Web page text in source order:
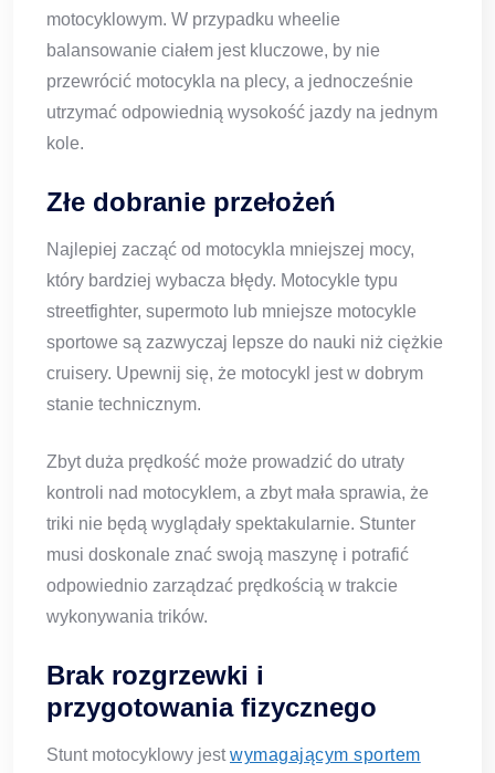
motocyklowym. W przypadku wheelie
balansowanie ciałem jest kluczowe, by nie
przewrócić motocykla na plecy, a jednocześnie
utrzymać odpowiednią wysokość jazdy na jednym
kole.
Złe dobranie przełożeń
Najlepiej zacząć od motocykla mniejszej mocy,
który bardziej wybacza błędy. Motocykle typu
streetfighter, supermoto lub mniejsze motocykle
sportowe są zazwyczaj lepsze do nauki niż ciężkie
cruisery. Upewnij się, że motocykl jest w dobrym
stanie technicznym.
Zbyt duża prędkość może prowadzić do utraty
kontroli nad motocyklem, a zbyt mała sprawia, że
triki nie będą wyglądały spektakularnie. Stunter
musi doskonale znać swoją maszynę i potrafić
odpowiednio zarządzać prędkością w trakcie
wykonywania trików.
Brak rozgrzewki i
przygotowania fizycznego
Stunt motocyklowy jestwymagającym sportem